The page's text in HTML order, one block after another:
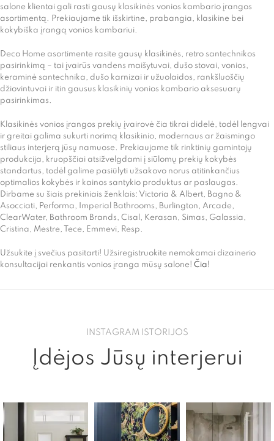
salone klientai gali rasti gausų klasikinės vonios kambario įrangos
asortimentą. Prekiaujame tik išskirtine, prabangia, klasikine bei
kokybiška įrangą vonios kambariui.
Deco Home asortimente rasite gausų klasikinės, retro santechnikos
pasirinkimą – tai įvairūs vandens maišytuvai, dušo stovai, vonios,
keraminė santechnika, dušo karnizai ir užuolaidos, rankšluoščių
džiovintuvai ir itin gausus klasikinių vonios kambario aksesuarų
pasirinkimas.
Klasikinės vonios įrangos prekių įvairovė čia tikrai didelė, todėl lengvai
ir greitai galima sukurti norimą klasikinio, modernaus ar žaismingo
stiliaus interjerą jūsų namuose. Prekiaujame tik rinktinių gamintojų
produkcija, kruopščiai atsižvelgdami į siūlomų prekių kokybės
standartus, todėl galime pasiūlyti užsakovo norus atitinkančius
optimalios kokybės ir kainos santykio produktus ar paslaugas.
Dirbame su šiais prekiniais ženklais: Victoria & Albert, Bagno &
Asocciati, Performa, Imperial Bathrooms, Burlington, Arcade,
ClearWater, Bathroom Brands, Cisal, Kerasan, Simas, Galassia,
Cristina, Mestre, Tece, Emmevi, Resp.
Užsukite į svečius pasitarti! Užsiregistruokite nemokamai dizainerio
konsultacijai renkantis vonios įranga mūsų salone! Čia!
INSTAGRAM ISTORIJOS
Įdėjos Jūsų interjerui